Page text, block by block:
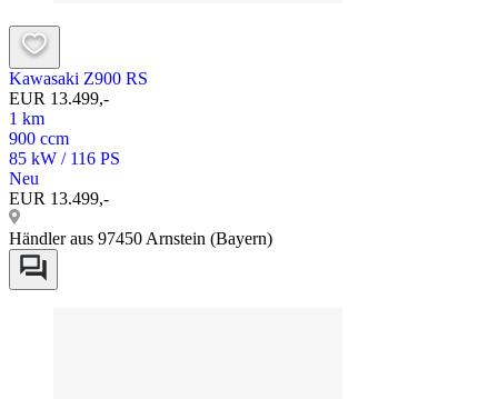
Kawasaki Z900 RS
EUR 13.499,-
1 km
900 ccm
85 kW / 116 PS
Neu
EUR 13.499,-
Händler aus 97450 Arnstein (Bayern)